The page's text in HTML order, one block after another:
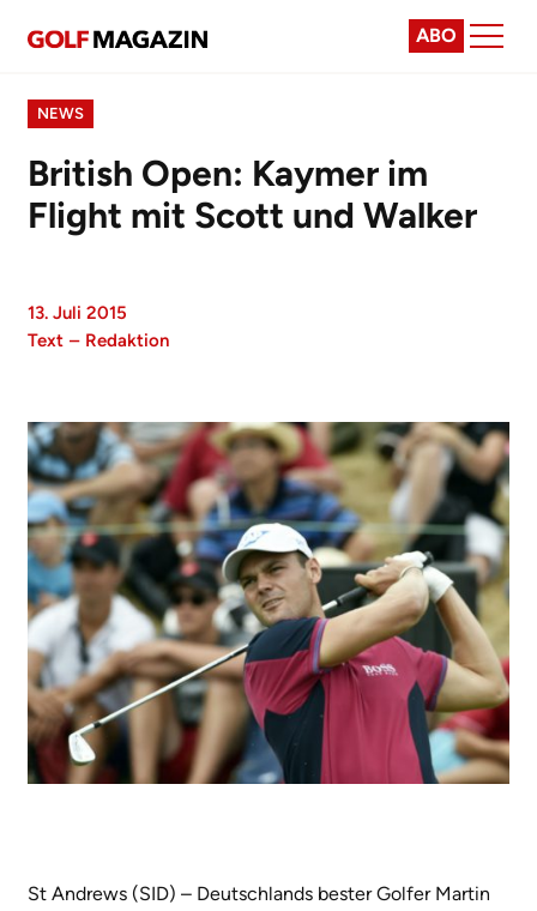
ABO
NEWS
British Open: Kaymer im
Flight mit Scott und Walker
13. Juli 2015
Text – Redaktion
St Andrews (SID) – Deutschlands bester Golfer Martin